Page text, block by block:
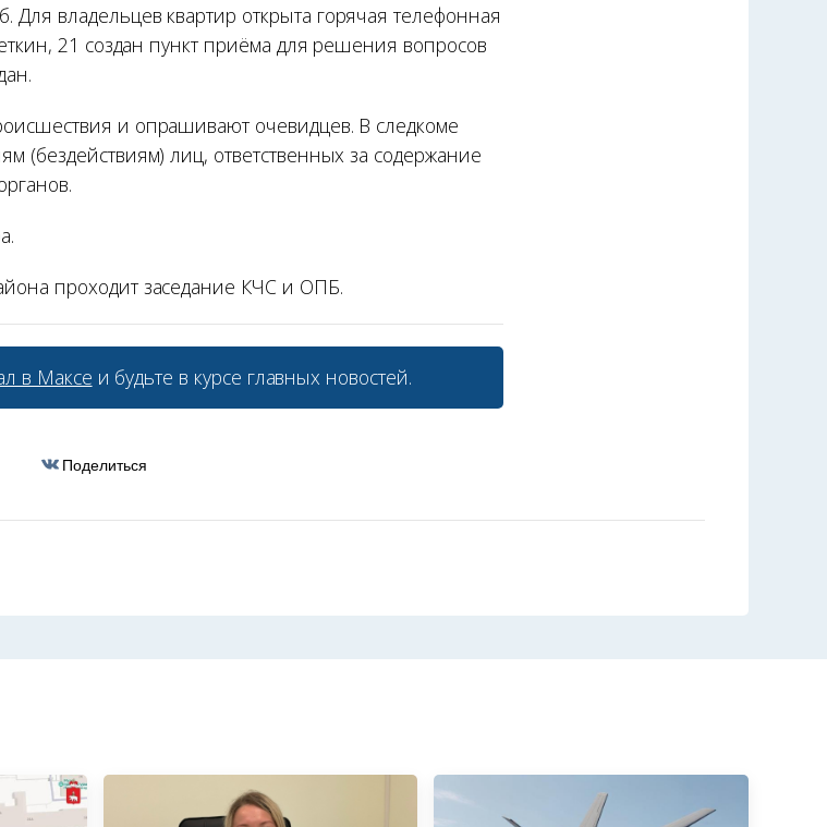
Для владельцев квартир открыта горячая телефонная
21 создан пункт приёма для решения вопросов
и опрашивают очевидцев. В следкоме
(бездействиям) лиц, ответственных за содержание
проходит заседание КЧС и ОПБ.
в Максе и будьте в курсе главных новостей.
Поделиться